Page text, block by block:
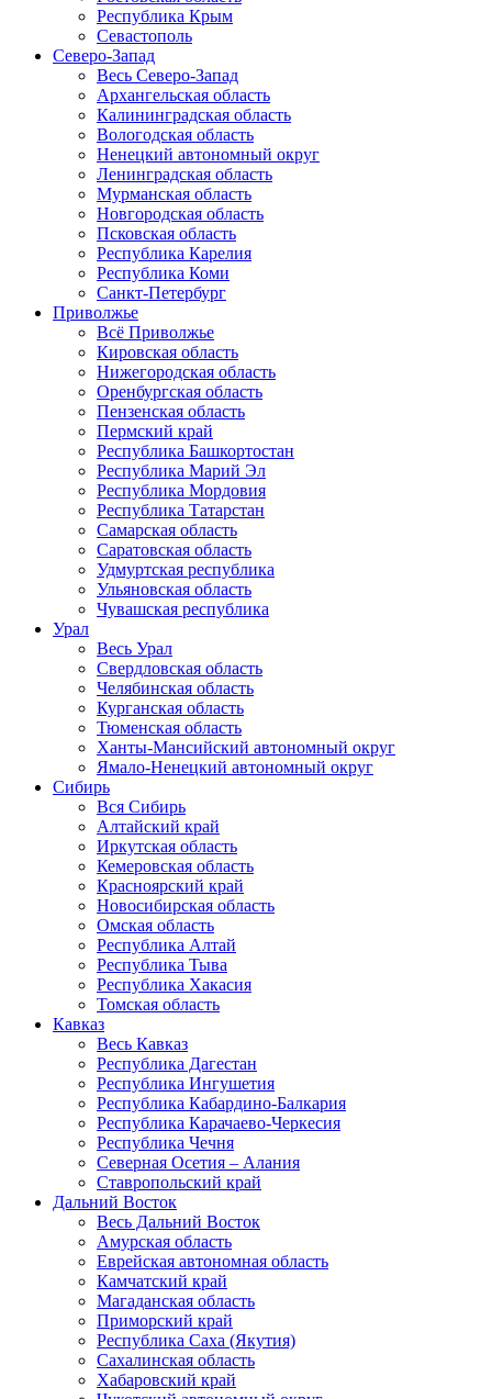
Республика Крым
Севастополь
Северо-Запад
Весь Северо-Запад
Архангельская область
Калининградская область
Вологодская область
Ненецкий автономный округ
Ленинградская область
Мурманская область
Новгородская область
Псковская область
Республика Карелия
Республика Коми
Санкт-Петербург
Приволжье
Всё Приволжье
Кировская область
Нижегородская область
Оренбургская область
Пензенская область
Пермский край
Республика Башкортостан
Республика Марий Эл
Республика Мордовия
Республика Татарстан
Самарская область
Саратовская область
Удмуртская республика
Ульяновская область
Чувашская республика
Урал
Весь Урал
Свердловская область
Челябинская область
Курганская область
Тюменская область
Ханты-Мансийский автономный округ
Ямало-Ненецкий автономный округ
Сибирь
Вся Сибирь
Алтайский край
Иркутская область
Кемеровская область
Красноярский край
Новосибирская область
Омская область
Республика Алтай
Республика Тыва
Республика Хакасия
Томская область
Кавказ
Весь Кавказ
Республика Дагестан
Республика Ингушетия
Республика Кабардино-Балкария
Республика Карачаево-Черкесия
Республика Чечня
Северная Осетия – Алания
Ставропольский край
Дальний Восток
Весь Дальний Восток
Амурская область
Еврейская автономная область
Камчатский край
Магаданская область
Приморский край
Республика Саха (Якутия)
Сахалинская область
Хабаровский край